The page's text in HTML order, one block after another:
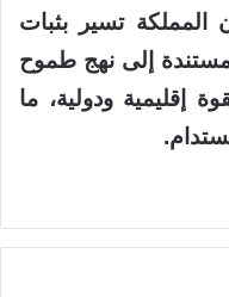
المملكة تسير بثبات
أهداف رؤية 2030، مستندة إلى نهج طموح
إقليمية ودولية، ما